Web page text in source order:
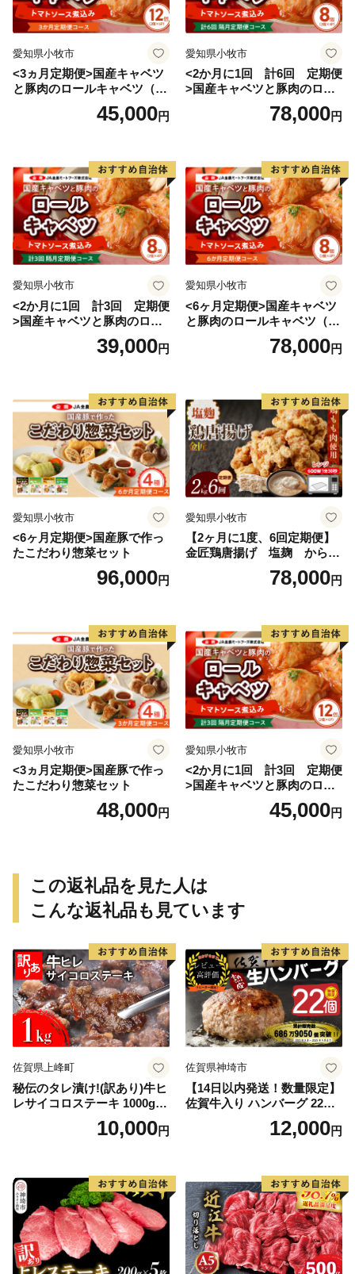
愛知県小牧市
<3ヵ月定期便>国産キャベツ
と豚肉のロールキャベツ（6P
45,000円
愛知県小牧市
<2か月に1回 計6回 定期便
>国産キャベツと豚肉のロー
ルキャベツ（4P入り）
78,000円
愛知県小牧市
<2か月に1回 計3回 定期便
>国産キャベツと豚肉のロー
ルキャベツ（4P入り）
39,000円
愛知県小牧市
<6ヶ月定期便>国産キャベツ
と豚肉のロールキャベツ（4P
78,000円
愛知県小牧市
<6ヶ月定期便>国産豚で作っ
たこだわり惣菜セット
96,000円
愛知県小牧市
【2ヶ月に1度、6回定期便】
金匠鶏唐揚げ 塩麹 からあ
78,000円
愛知県小牧市
<3ヵ月定期便>国産豚で作っ
たこだわり惣菜セット
48,000円
愛知県小牧市
<2か月に1回 計3回 定期便
>国産キャベツと豚肉のロー
ルキャベツ（6P入り）
45,000円
この返礼品を見た人は
こんな返礼品も見ています
佐賀県上峰町
秘伝のタレ漬け!(訳あり)牛ヒ
レサイコロステーキ 1000g
10,000円
佐賀県神埼市
【14日以内発送！数量限定】
佐賀牛入り ハンバーグ 22個
2.6kg(120g×22個)【佐賀牛
黒毛和牛 ブランド牛 九州 ハ
気】(H083106)
12,000円